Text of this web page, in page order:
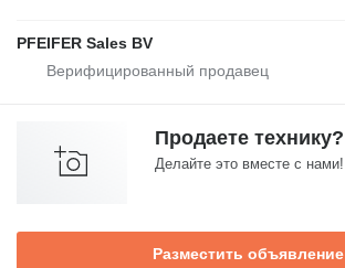
PFEIFER Sales BV
Продаете технику?
Делайте это вместе с нами!
Разместить объявление